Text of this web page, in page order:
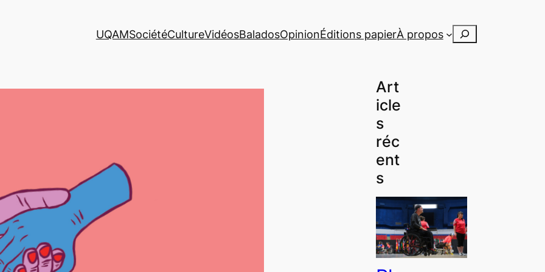
UQAMSociétéCultureVidéosBaladosOpinionÉditions papierÀ propos Rechercher
Art
icle
s
réc
ent
s